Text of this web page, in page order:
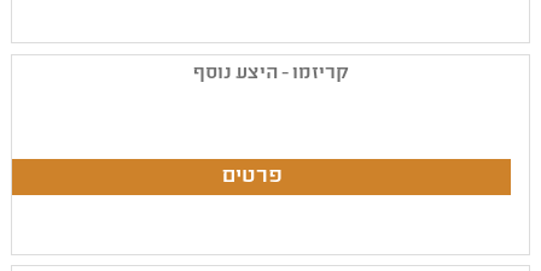
קריזמו - היצע נוסף